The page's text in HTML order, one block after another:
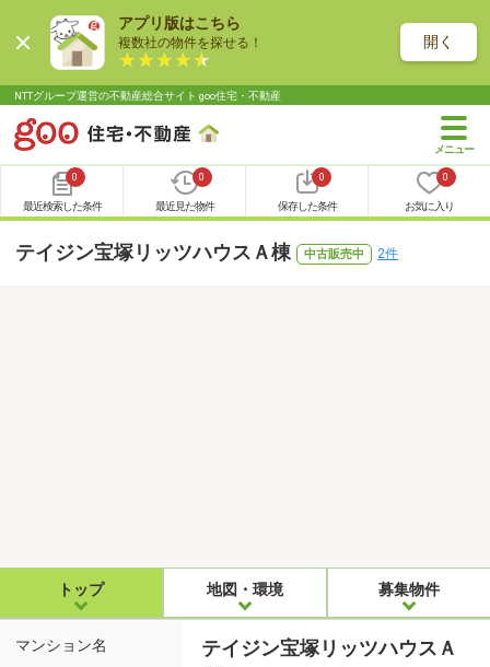
アプリ版はこちら
複数社の物件を探せる！ 開く
NTTグループ運営の不動産総合サイト goo住宅・不動産
0
最近検索した条件
0
最近見た物件
0
保存した条件
0
お気に入り
テイジン宝塚リッツハウスＡ棟 中古販売中 2件
トップ 地図・環境 募集物件
マンション名
テイジン宝塚リッツハウスＡ